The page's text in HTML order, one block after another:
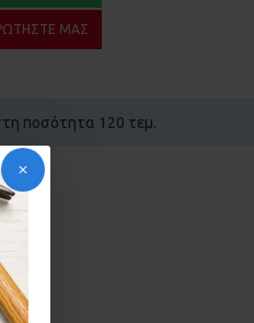
ΜΑΣ
ποσότητα 120 τεμ.